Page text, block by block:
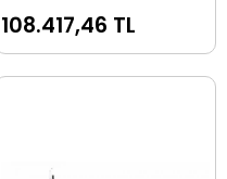
108.417,46 TL